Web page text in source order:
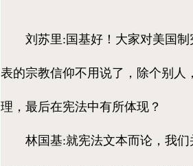
刘苏里:国基好！大家对美国制
表的宗教信仰不用说了，除个别人
理，最后在宪法中有所体现？
林国基:就宪法文本而论，我们并